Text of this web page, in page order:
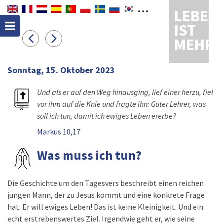
LEBEN
IST
MEHR
Sonntag, 15. Oktober 2023
Und als er auf den Weg hinausging, lief einer herzu, fiel
vor ihm auf die Knie und fragte ihn: Guter Lehrer, was
soll ich tun, damit ich ewiges Leben ererbe?
Markus 10,17
Was muss ich tun?
Die Geschichte um den Tagesvers beschreibt einen reichen
jungen Mann, der zu Jesus kommt und eine konkrete Frage
hat: Er will ewiges Leben! Das ist keine Kleinigkeit. Und ein
echt erstrebenswertes Ziel. Irgendwie geht er, wie seine